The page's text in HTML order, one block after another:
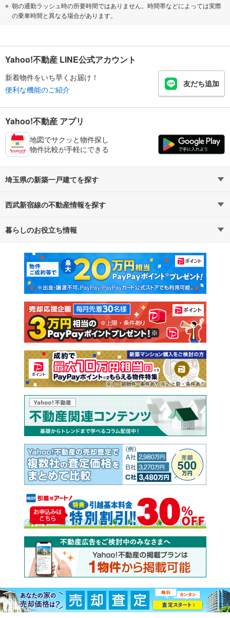
朝の通勤ラッシュ時の所要時間ではありません。時間帯などによっては実際
の乗車時間と異なる場合があります。
Yahoo!不動産 LINE公式アカウント
新着物件をいち早くお届け！
便利な機能のご紹介
友だち追加
Yahoo!不動産 アプリ
地図でサクッと物件探し
物件比較が手軽にできる
埼玉県の新築一戸建てを探す
路線・駅から探す
通勤・通学時間から探す
西武新宿線の不動産情報を探す
不動産・住宅
新築マンション 中古マンション
新築一戸建て 中古一戸建て
注文住宅 土地
売却査定
暮らしのお役立ち情報
マンションカタログ 教えて！住まいの先生